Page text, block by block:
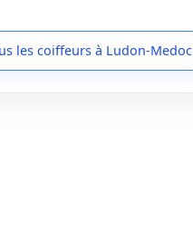
les coiffeurs à Ludon-Medoc